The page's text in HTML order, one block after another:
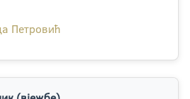
Петровић